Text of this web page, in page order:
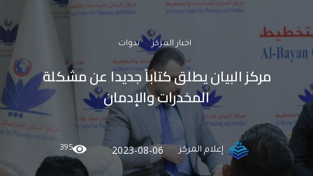
اخبار المركز ندوات
مركز البيان يطلق كتاباً جديدا عن مشكلة
المخدرات والإدمان
إعلام المركز 2023-08-06
395